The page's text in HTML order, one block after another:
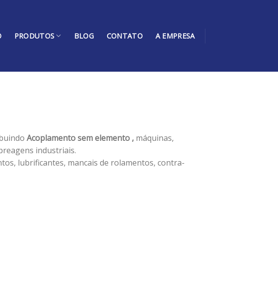
PRODUTOS BLOG CONTATO A EMPRESA
Acoplamento sem elemento , máquinas,
industriais.
lubrificantes, mancais de rolamentos, contra-